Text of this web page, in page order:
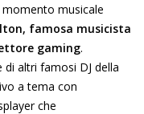
momento musicale
famosa musicista
gaming.
altri famosi DJ della
a tema con
che